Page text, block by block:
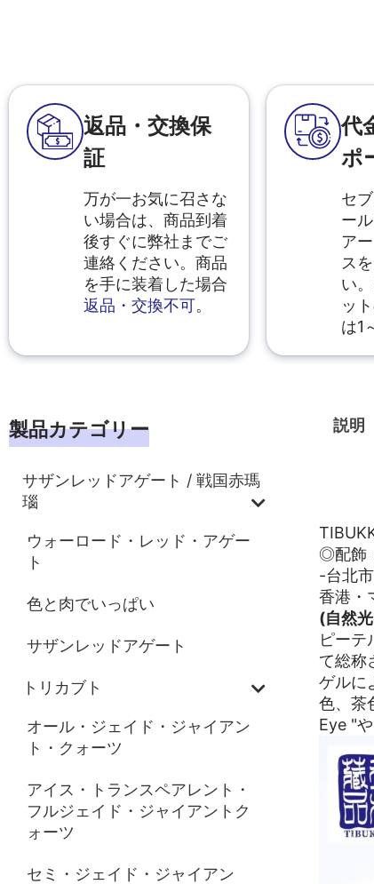
返品・交換保
証
万が一お気に召さな
い場合は、商品到着
後すぐに弊社までご
連絡ください。商品
を手に装着した場合
返品・交換不可。
代
ポ
セ
ー
ア
ス
い
ッ
は1
製品カテゴリー
サザンレッドアゲート / 戦国赤瑪
瑙
ウォーロード・レッド・アゲー
ト
色と肉でいっぱい
サザンレッドアゲート
トリカブト
オール・ジェイド・ジャイアン
ト・クォーツ
アイス・トランスペアレント・
フルジェイド・ジャイアントク
ォーツ
セミ・ジェイド・ジャイアン
説明
◎配飾
-台北
香港・
(自然
ピーテ
て総称
ゲルに
色、茶
Eye "